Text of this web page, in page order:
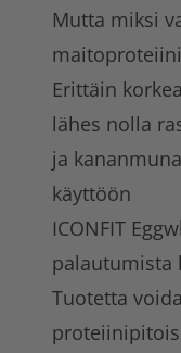
Mutta miksi
Erittäin
lähes nolla
ja
käyttöön
ICONFIT
palautumista
Tuotetta